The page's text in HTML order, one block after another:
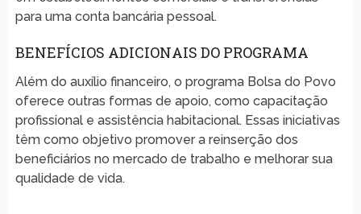
para uma conta bancária pessoal.
BENEFÍCIOS ADICIONAIS DO PROGRAMA
Além do auxílio financeiro, o programa Bolsa do Povo
oferece outras formas de apoio, como capacitação
profissional e assistência habitacional. Essas iniciativas
têm como objetivo promover a reinserção dos
beneficiários no mercado de trabalho e melhorar sua
qualidade de vida.